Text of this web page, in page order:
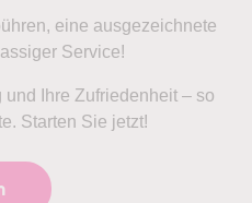
eine ausgezeichnete
Service!
Ihre Zufriedenheit – so
Starten Sie jetzt!